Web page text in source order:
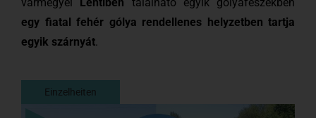
egy fiatal fehér gólya rendellenes helyzetben tartja
egyik szárnyát.
Einzelheiten